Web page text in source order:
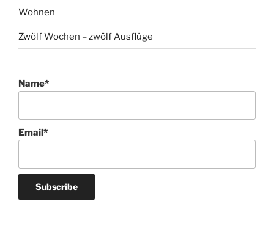
Wohnen
Zwölf Wochen – zwölf Ausflüge
Name*
Email*